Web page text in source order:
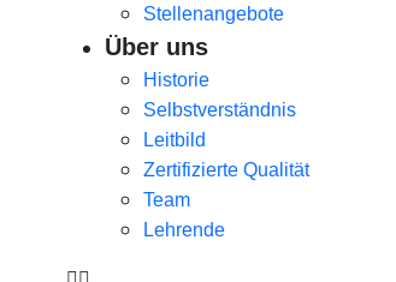
Stellenangebote
Über uns
Historie
Selbstverständnis
Leitbild
Zertifizierte Qualität
Team
Lehrende